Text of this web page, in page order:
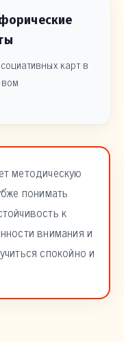
карт в
методическую
понимать
к
внимания и
спокойно и